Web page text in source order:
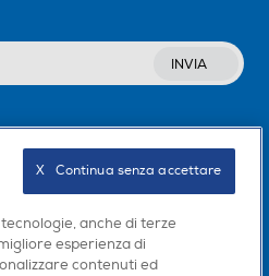
INVIA
anche di terze
esperienza di
contenuti ed
X   Continua senza accettare